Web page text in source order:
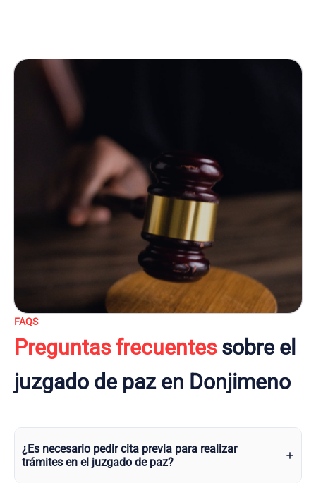
FAQS
Preguntas frecuentessobre el
juzgado de paz en Donjimeno
¿Es necesario pedir cita previa para realizar
trámites en el juzgado de paz?